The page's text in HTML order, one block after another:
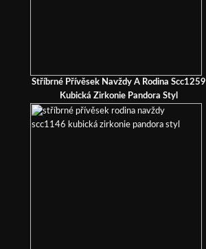
Stříbrné Přívěsek Navždy A Rodina Scc1259
Kubická Zirkonie Pandora Styl